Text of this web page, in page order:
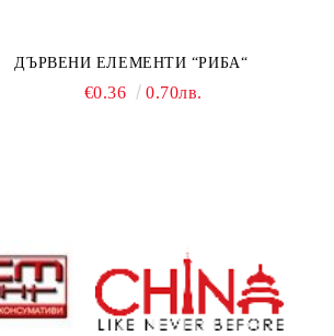
ДЪРВЕНИ ЕЛЕМЕНТИ “РИБА“
€0.36 0.70лв.